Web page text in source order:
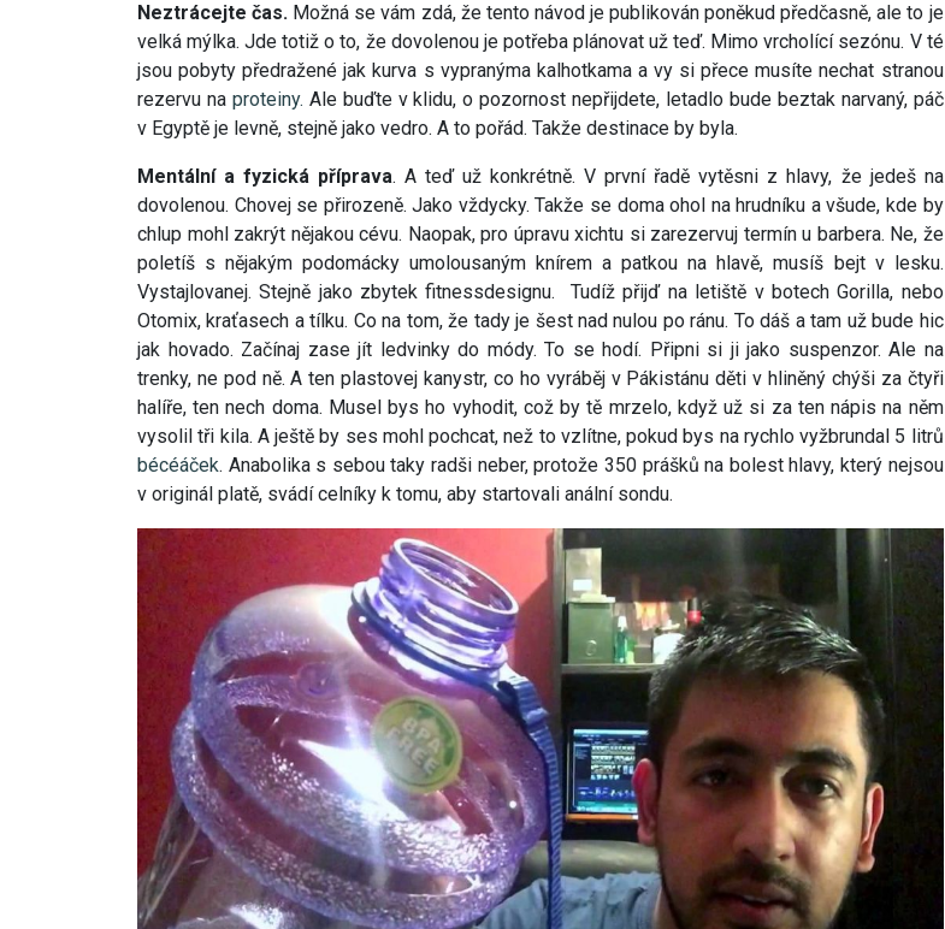
Neztrácejte čas. Možná se vám zdá, že tento návod je publikován poněkud předčasně, ale to je
velká mýlka. Jde totiž o to, že dovolenou je potřeba plánovat už teď. Mimo vrcholící sezónu. V té
jsou pobyty předražené jak kurva s vypranýma kalhotkama a vy si přece musíte nechat stranou
rezervu na proteiny. Ale buďte v klidu, o pozornost nepřijdete, letadlo bude beztak narvaný, páč
v Egyptě je levně, stejně jako vedro. A to pořád. Takže destinace by byla.
Mentální a fyzická příprava. A teď už konkrétně. V první řadě vytěsni z hlavy, že jedeš na
dovolenou. Chovej se přirozeně. Jako vždycky. Takže se doma ohol na hrudníku a všude, kde by
chlup mohl zakrýt nějakou cévu. Naopak, pro úpravu xichtu si zarezervuj termín u barbera. Ne, že
poletíš s nějakým podomácky umolousaným knírem a patkou na hlavě, musíš bejt v lesku.
Vystajlovanej. Stejně jako zbytek fitnessdesignu. Tudíž přijď na letiště v botech Gorilla, nebo
Otomix, kraťasech a tílku. Co na tom, že tady je šest nad nulou po ránu. To dáš a tam už bude hic
jak hovado. Začínaj zase jít ledvinky do módy. To se hodí. Připni si ji jako suspenzor. Ale na
trenky, ne pod ně. A ten plastovej kanystr, co ho vyráběj v Pákistánu děti v hliněný chýši za čtyři
halíře, ten nech doma. Musel bys ho vyhodit, což by tě mrzelo, když už si za ten nápis na něm
vysolil tři kila. A ještě by ses mohl pochcat, než to vzlítne, pokud bys na rychlo vyžbrundal 5 litrů
bécéáček. Anabolika s sebou taky radši neber, protože 350 prášků na bolest hlavy, který nejsou
v originál platě, svádí celníky k tomu, aby startovali anální sondu.